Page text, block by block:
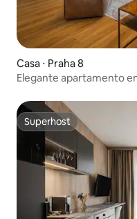
Casa ⋅ Praha 8
Elegante apartamento
Superhost
Superhost